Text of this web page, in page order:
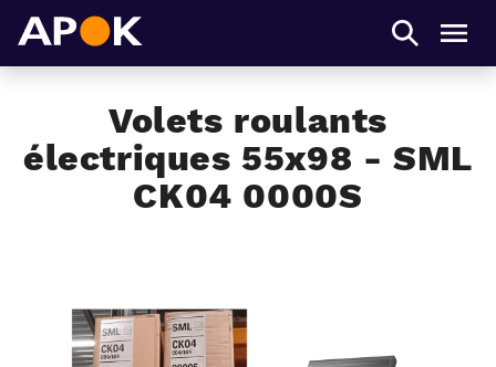
Volets roulants
électriques 55x98 - SML
CK04 0000S